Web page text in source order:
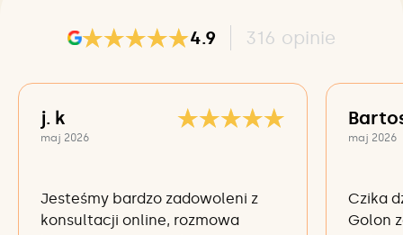
4.9 316 opinie
j. k
maj 2026
Jesteśmy bardzo zadowoleni z
konsultacji online, rozmowa
maj 2026
Czika
Golon